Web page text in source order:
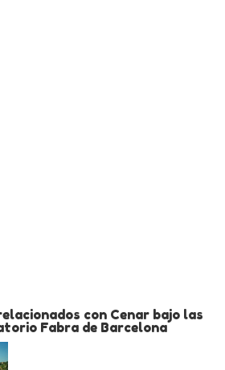
con Cenar bajo las
Fabra de Barcelona